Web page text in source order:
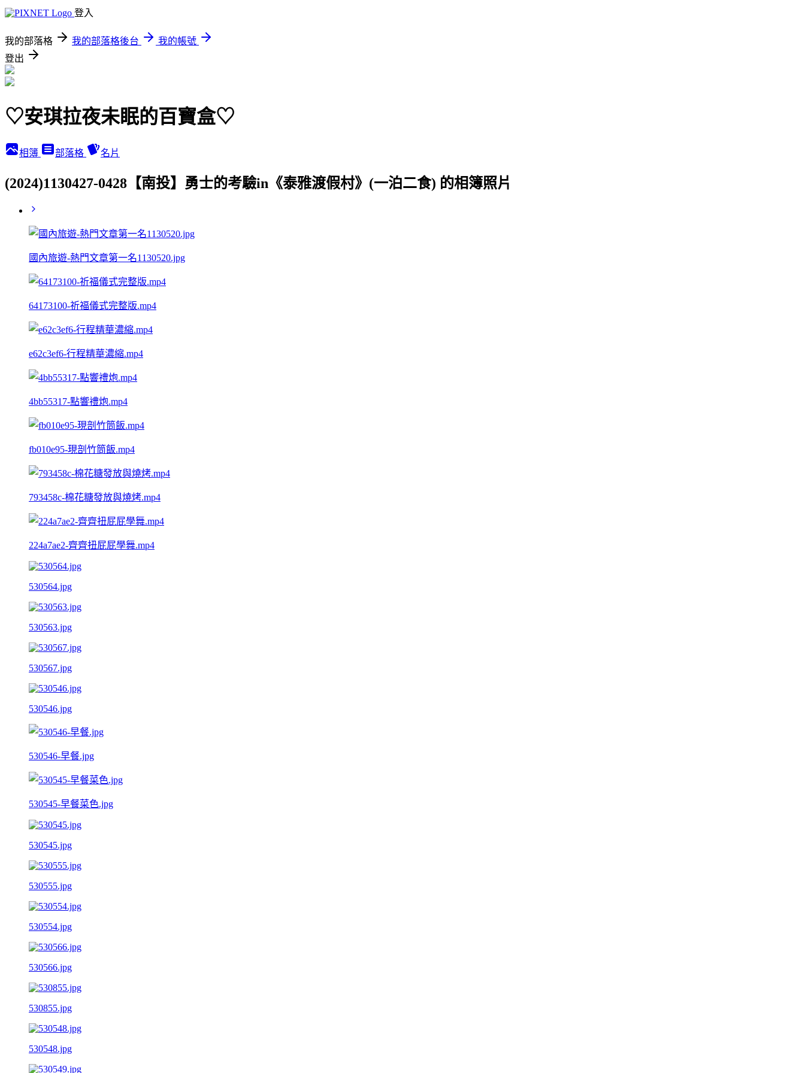
登入
我的部落格 我的部落格後台
我的帳號
登出
♡安琪拉夜未眠的百寶盒♡
相簿 部落格 名片
(2024)1130427-0428【南投】勇士的考驗in《泰雅渡假村》(一泊二食) 的相簿照片
國內旅遊-熱門文章第一名1130520.jpg
64173100-祈福儀式完整版.mp4
e62c3ef6-行程精華濃縮.mp4
4bb55317-點響禮炮.mp4
fb010e95-現剖竹筒飯.mp4
793458c-棉花糖發放與燒烤.mp4
224a7ae2-齊齊扭屁屁學舞.mp4
530564.jpg
530563.jpg
530567.jpg
530546.jpg
530546-早餐.jpg
530545-早餐菜色.jpg
530545.jpg
530555.jpg
530554.jpg
530566.jpg
530855.jpg
530548.jpg